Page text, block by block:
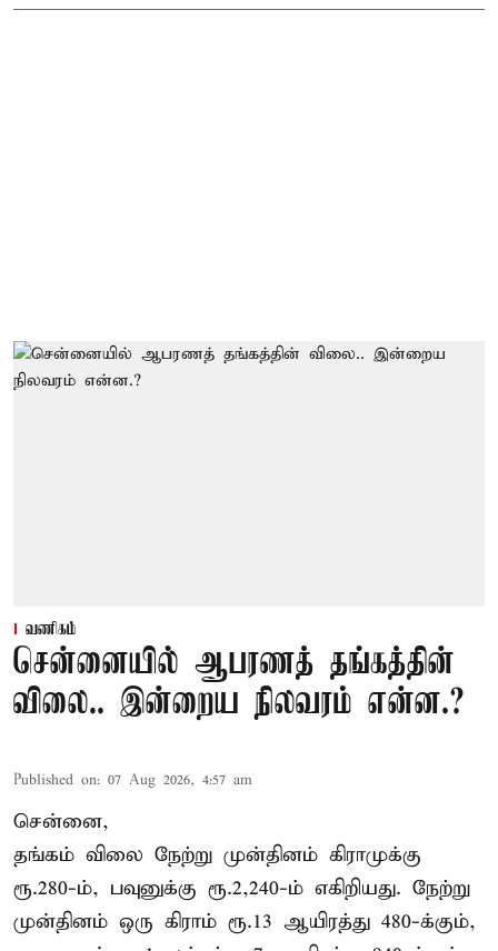
வணிகம்
சென்னையில் ஆபரணத் தங்கத்தின்
விலை.. இன்றைய நிலவரம் என்ன.?
Published on: 07 Aug 2026, 4:57 am
சென்னை,
தங்கம் விலை நேற்று முன்தினம் கிராமுக்கு
ரூ.280-ம், பவுனுக்கு ரூ.2,240-ம் எகிறியது. நேற்று
முன்தினம் ஒரு கிராம் ரூ.13 ஆயிரத்து 480-க்கும்,